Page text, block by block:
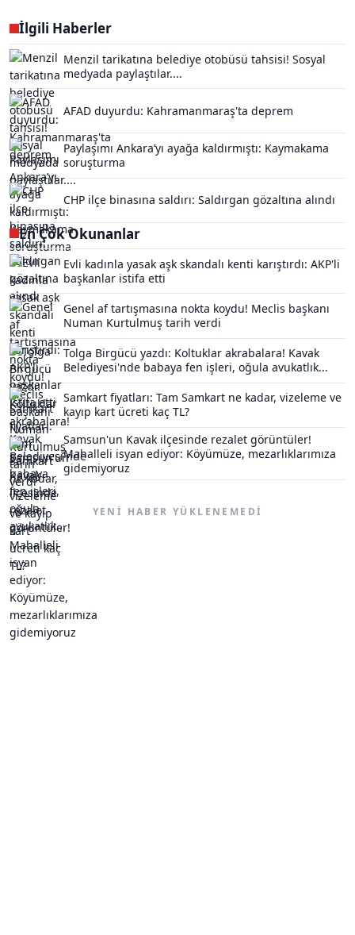
İlgili Haberler
Menzil tarikatına belediye otobüsü tahsisi! Sosyal
medyada paylaştılar....
AFAD duyurdu: Kahramanmaraş'ta deprem
Paylaşımı Ankara’yı ayağa kaldırmıştı: Kaymakama
soruşturma
CHP ilçe binasına saldırı: Saldırgan gözaltına alındı
En Çok Okunanlar
Evli kadınla yasak aşk skandalı kenti karıştırdı: AKP'li
başkanlar istifa etti
Genel af tartışmasına nokta koydu! Meclis başkanı
Numan Kurtulmuş tarih verdi
Tolga Birgücü yazdı: Koltuklar akrabalara! Kavak
Belediyesi'nde babaya fen işleri, oğula avukatlık...
Samkart fiyatları: Tam Samkart ne kadar, vizeleme ve
kayıp kart ücreti kaç TL?
Samsun'un Kavak ilçesinde rezalet görüntüler!
Mahalleli isyan ediyor: Köyümüze, mezarlıklarımıza
gidemiyoruz
YENI HABER YÜKLENEMEDI